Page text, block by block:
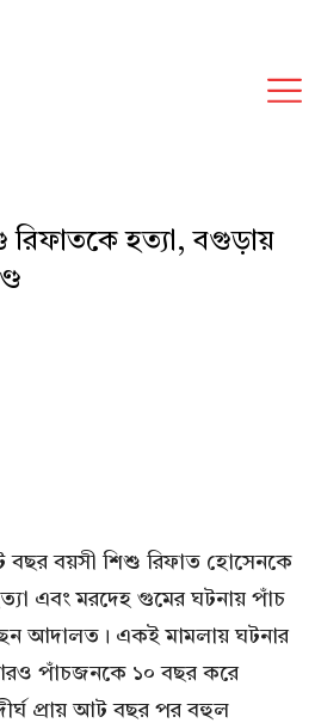
হত্যা, বগুড়ায়
বছর বয়সী শিশু রিফাত হোসেনকে
এবং মরদেহ গুমের ঘটনায় পাঁচ
আদালত। একই মামলায় ঘটনার
পাঁচজনকে ১০ বছর করে
প্রায় আট বছর পর বহুল